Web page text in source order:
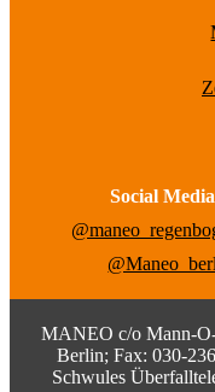
Social
MANEO c/o Mann-
Berlin; Fax: 030-
Schwules